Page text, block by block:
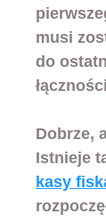
musi
do
Dobrze,
Istnieje
kasy